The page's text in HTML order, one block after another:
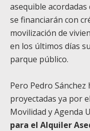
asequible acordadas
se financiarán con
movilización de
en los últimos días
parque público.
Pero Pedro
proyectadas ya por
Movilidad y Agenda
para el Alquiler